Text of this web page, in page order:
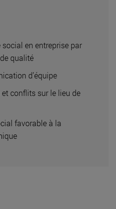
en entreprise par
qualité
d’équipe
conflits sur le lieu de
favorable à la